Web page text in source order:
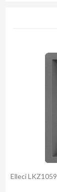
Elleci